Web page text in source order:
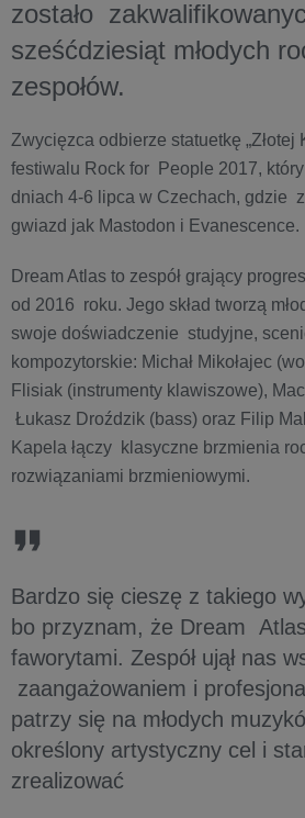
zostało
sześćdziesiąt młodych
zespołów.
Zwycięzca odbierze statuetkę „Złotej
festiwalu Rock for People 2017,
dniach 4-6 lipca w Czechach, gdzie
gwiazd jak Mastodon i Evanescence.
Dream Atlas to zespół grający
od 2016 roku. Jego skład tworzą
swoje doświadczenie studyjne,
kompozytorskie: Michał Mikołajec
Flisiak (instrumenty klawiszowe),
Łukasz Droździk (bass) oraz Filip
Kapela łączy klasyczne brzmienia
rozwiązaniami brzmieniowymi.
Bardzo się cieszę z takiego
bo przyznam, że Dream
faworytami. Zespół ujął nas
zaangażowaniem i
patrzy się na młodych
określony artystyczny cel i
zrealizować